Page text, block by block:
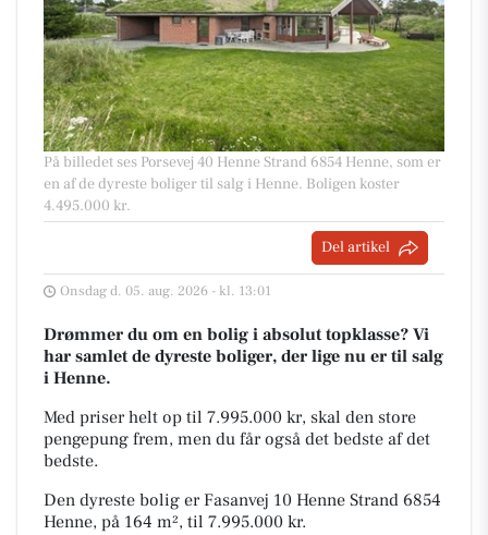
På billedet ses Porsevej 40 Henne Strand 6854 Henne, som er
en af de dyreste boliger til salg i Henne. Boligen koster
4.495.000 kr.
Del artikel
Onsdag d. 05. aug. 2026 - kl. 13:01
Drømmer du om en bolig i absolut topklasse? Vi
har samlet de dyreste boliger, der lige nu er til salg
i Henne.
Med priser helt op til 7.995.000 kr, skal den store
pengepung frem, men du får også det bedste af det
bedste.
Den dyreste bolig er Fasanvej 10 Henne Strand 6854
Henne, på 164 m², til 7.995.000 kr.